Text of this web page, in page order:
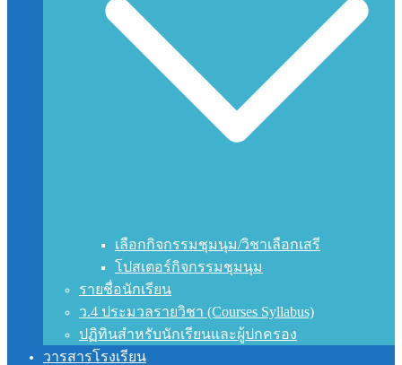
เลือกกิจกรรมชุมนุม/วิชาเลือกเสรี
โปสเตอร์กิจกรรมชุมนุม
รายชื่อนักเรียน
ว.4 ประมวลรายวิชา (Courses Syllabus)
ปฏิทินสำหรับนักเรียนและผู้ปกครอง
วารสารโรงเรียน